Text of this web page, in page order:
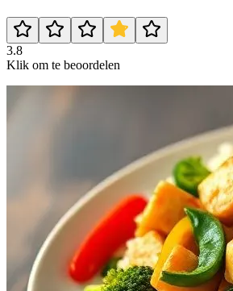
3.8
Klik om te beoordelen